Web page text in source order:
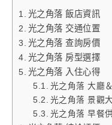
光之角落 飯店資訊
光之角落 交通位置
光之角落 查詢房價
光之角落 房型選擇
光之角落 入住心得
光之角落 大廳
光之角落 景觀
光之角落 早餐